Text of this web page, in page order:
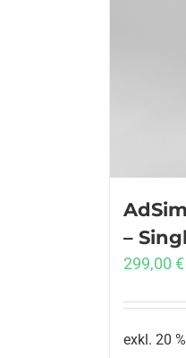
–
299,00 €
exkl. 20